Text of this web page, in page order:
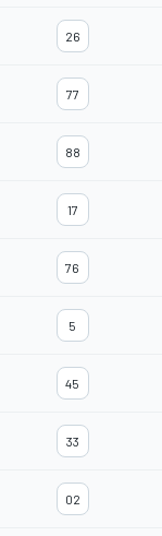
26
77
88
17
76
5
45
33
02